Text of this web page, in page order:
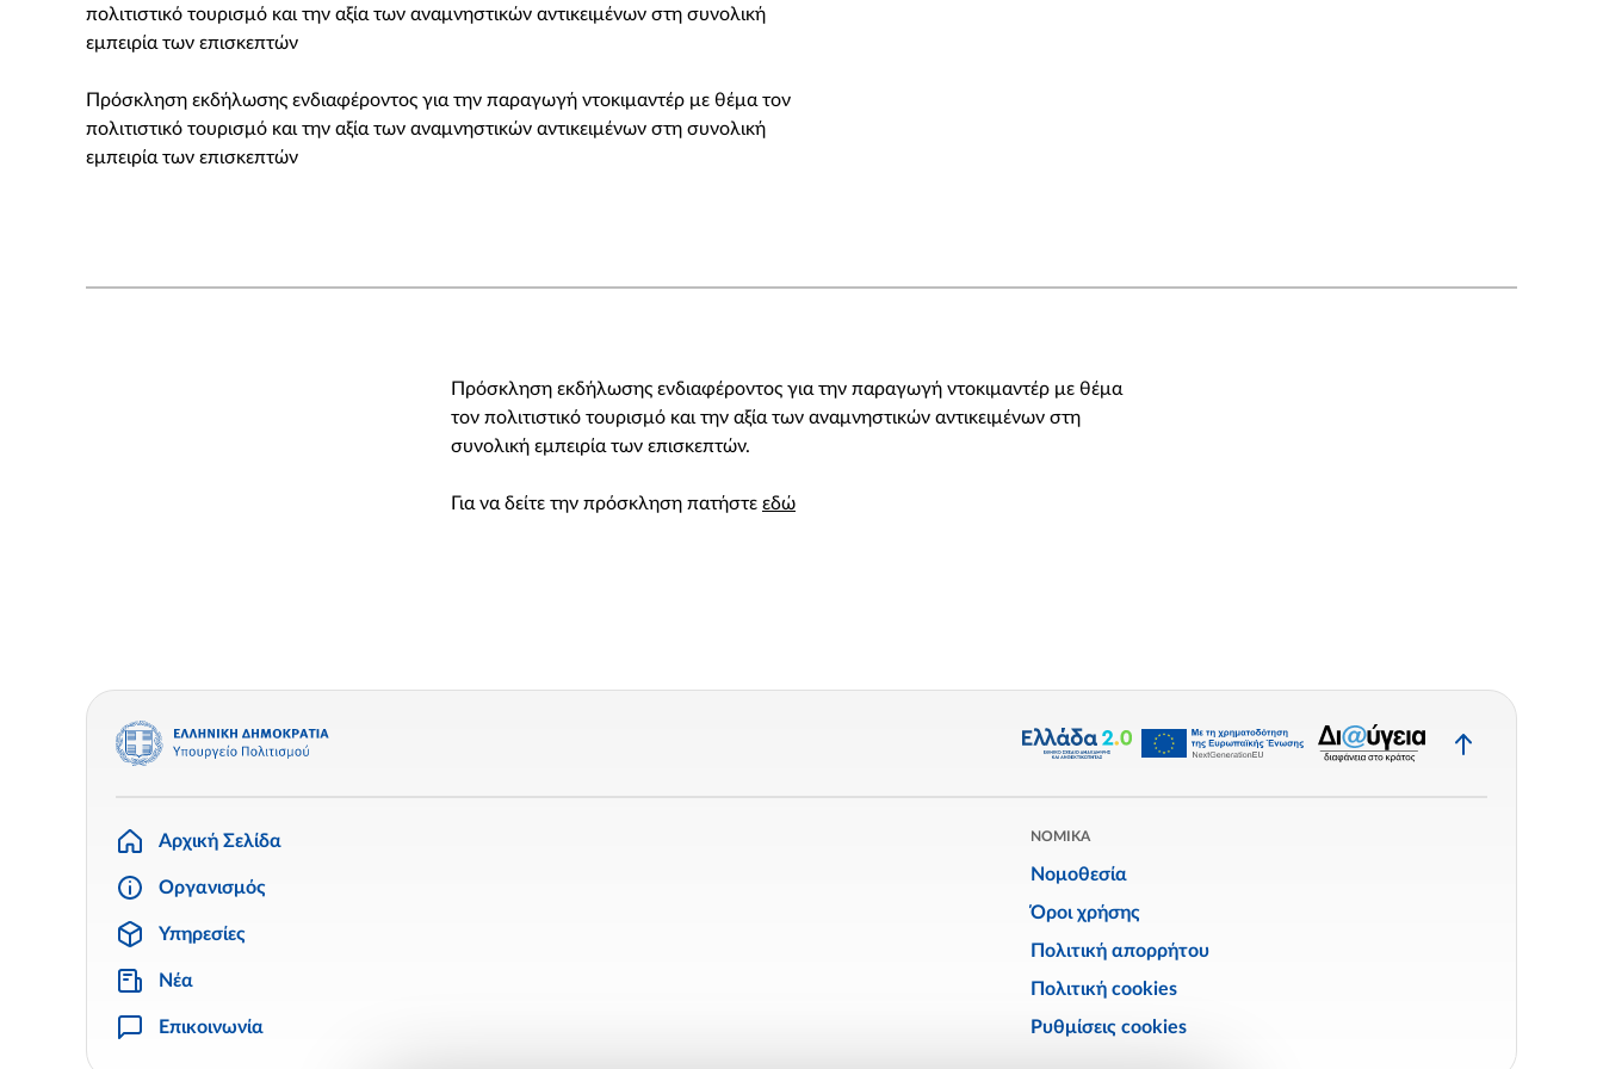
πολιτιστικό τουρισμό και την αξία των αναμνηστικών αντικειμένων στη συνολική
εμπειρία των επισκεπτών
Πρόσκληση εκδήλωσης ενδιαφέροντος για την παραγωγή ντοκιμαντέρ με θέμα τον
πολιτιστικό τουρισμό και την αξία των αναμνηστικών αντικειμένων στη συνολική
εμπειρία των επισκεπτών
Πρόσκληση εκδήλωσης ενδιαφέροντος για την παραγωγή ντοκιμαντέρ με θέμα
τον πολιτιστικό τουρισμό και την αξία των αναμνηστικών αντικειμένων στη
συνολική εμπειρία των επισκεπτών.
Για να δείτε την πρόσκληση πατήστε εδώ
Επιστροφή
Αρχική Σελίδα
Οργανισμός
Υπηρεσίες
Νέα
Επικοινωνία
ΝΟΜΙΚΑ
Νομοθεσία
Όροι χρήσης
Πολιτική απορρήτου
Πολιτική cookies
Ρυθμίσεις cookies